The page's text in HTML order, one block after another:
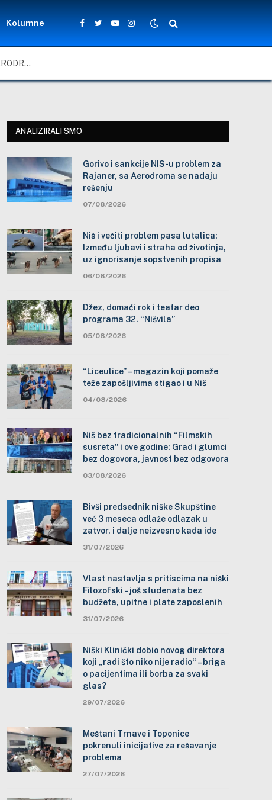
Kolumne
Facebook
TwitterYouTubeInstagram
GORIVO I SANKCIJE NIS-U PROBLEM ZA RAJANER, SA AERODROMA SE NADAJU REŠENJU
ANALIZIRALI SMO
Gorivo i sankcije NIS-u problem za
Rajaner, sa Aerodroma se nadaju
rešenju
07/08/2026
Niš i večiti problem pasa lutalica:
Između ljubavi i straha od životinja,
uz ignorisanje sopstvenih propisa
06/08/2026
Džez, domaći rok i teatar deo
programa 32. “Nišvila”
05/08/2026
“Liceulice” – magazin koji pomaže
teže zapošljivima stigao i u Niš
04/08/2026
Niš bez tradicionalnih “Filmskih
susreta” i ove godine: Grad i glumci
bez dogovora, javnost bez odgovora
03/08/2026
Bivši predsednik niške Skupštine
već 3 meseca odlaže odlazak u
zatvor, i dalje neizvesno kada ide
31/07/2026
Vlast nastavlja s pritiscima na niški
Filozofski – još studenata bez
budžeta, upitne i plate zaposlenih
31/07/2026
Niški Klinički dobio novog direktora
koji „radi što niko nije radio“ – briga
o pacijentima ili borba za svaki
glas?
29/07/2026
Meštani Trnave i Toponice
pokrenuli inicijative za rešavanje
problema
27/07/2026